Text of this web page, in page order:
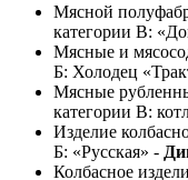
Мясной
категории В:
Мясные и
Б: Холодец
Мясные
категории В:
Изделие
Б: «Русская» -
Колбасное